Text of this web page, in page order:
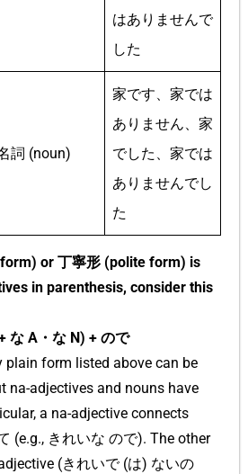
はありませんで
した
詞 (noun)
家です、家では
ありません、家
でした、家では
ありませんでし
た
or 丁寧形 (polite form) is
in parenthesis, consider this
な A・な N) + ので
plain form listed above can be
na-adjectives and nouns have
a na-adjective connects
(e.g., きれいな ので). The other
(きれいで (は) ないの